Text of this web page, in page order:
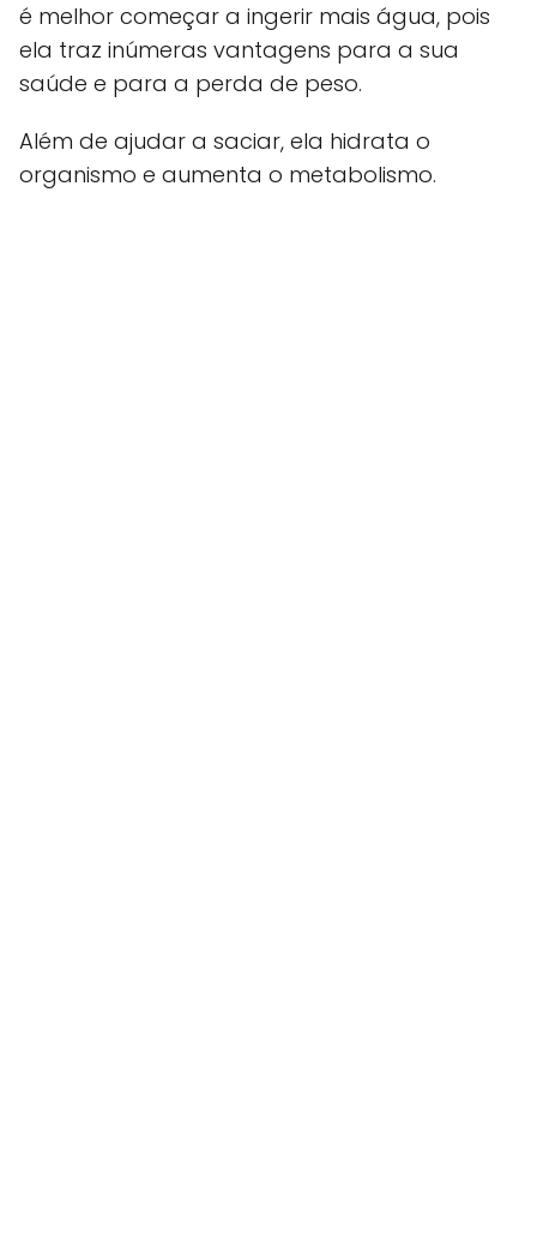
é melhor começar a ingerir mais água, pois
ela traz inúmeras vantagens para a sua
saúde e para a perda de peso.
Além de ajudar a saciar, ela hidrata o
organismo e aumenta o metabolismo.